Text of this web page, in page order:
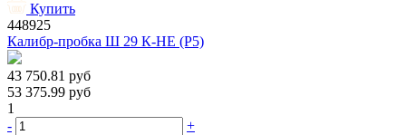
Купить
448925
Калибр-пробка Ш 29 К-НЕ (Р5)
43 750.81 руб
53 375.99 руб
1
-
+